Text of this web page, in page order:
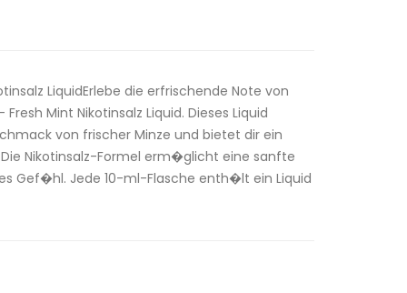
LiquidErlebe die erfrischende Note von
Mint Nikotinsalz Liquid. Dieses Liquid
von frischer Minze und bietet dir ein
Nikotinsalz-Formel erm�glicht eine sanfte
Gef�hl. Jede 10-ml-Flasche enth�lt ein Liquid